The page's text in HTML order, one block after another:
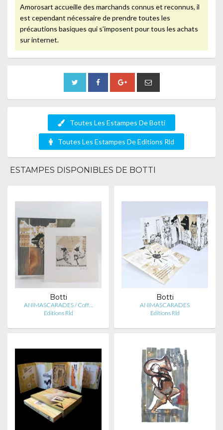
Amorosart accueille des marchands connus et reconnus, il
est cependant nécessaire de prendre toutes les
précautions basiques qui s’imposent pour tous les achats
sur internet.
Toutes Les Estampes De Botti
Toutes Les Estampes De Editions Rld
ESTAMPES DISPONIBLES DE BOTTI
Botti
ANIMASCARADES / Coff…
Editions Rld
Botti
ANIMASCARADES
Editions Rld